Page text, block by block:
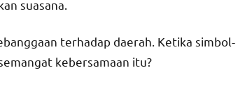
suasana.
terhadap daerah. Ketika simbol-
kebersamaan itu?